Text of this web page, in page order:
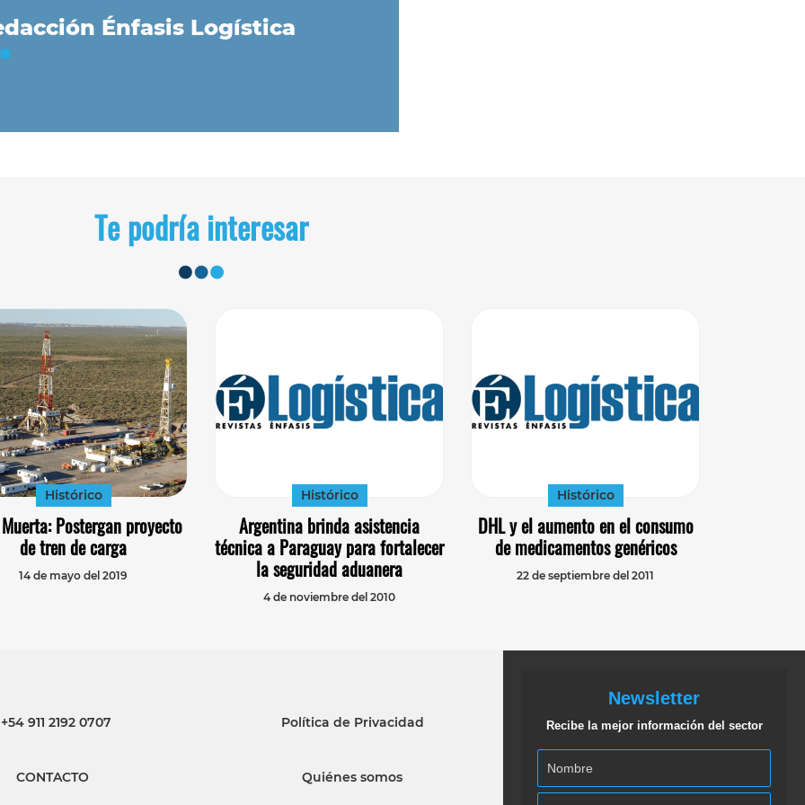
Énfasis Logística
Te podría interesar
Histórico
Postergan proyecto
de tren de carga
14 de mayo del 2019
Histórico
Argentina brinda asistencia
técnica a Paraguay para fortalecer
la seguridad aduanera
4 de noviembre del 2010
Histórico
DHL y el aumento en el consumo
de medicamentos genéricos
22 de septiembre del 2011
911 2192 0707
CONTACTO
Política de Privacidad
Quiénes somos
Newsletter
Recibe la mejor información del sector